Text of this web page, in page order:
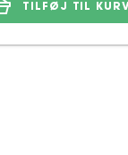
TILFØJ TIL KURV